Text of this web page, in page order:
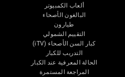
ألعاب الكمبيوتر
البالغون الأصحاء
طيارون
التقييم الشمولي
كبار السن الأصحاء (iTV)
التدريب للكبار
الحالة المعرفية عند الكبار
المراجعة المستمرة